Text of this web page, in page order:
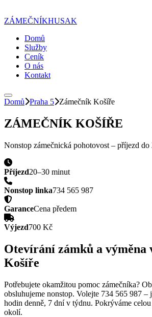
ZÁMEČNÍKHUSAK
Domů
Služby
Ceník
O nás
Kontakt
Domů Praha 5 Zámečník Košíře
ZÁMEČNÍK KOŠÍŘE
Nonstop zámečnická pohotovost – příjezd do
Příjezd20–30 minut
Nonstop linka734 565 987
GaranceCena předem
Výjezd700 Kč
Otevírání zámků a výměna
Košíře
Potřebujete okamžitou pomoc zámečníka?
obsluhujeme nonstop. Volejte 734 565 987 –
hodin denně, 7 dní v týdnu. Pokrýváme
okolí.